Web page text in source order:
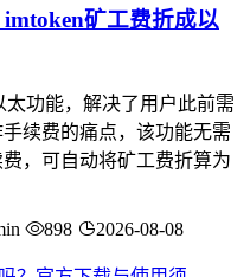
矿工费折成以
太功能，解决了用户此前需
续费的痛点，该功能无需
，可自动将矿工费折算为
898 2026-08-08